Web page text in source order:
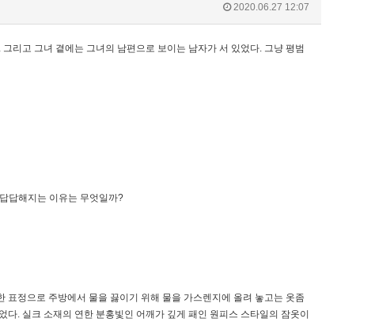
2020.06.27 12:07
리고 그녀 곁에는 그녀의 남편으로 보이는 남자가 서 있었다. 그냥 평범
답해지는 이유는 무엇일까?
정으로 주방에서 물을 끓이기 위해 물을 가스렌지에 올려 놓고는 옷좀
. 실크 소재의 연한 분홍빛인 어깨가 깊게 패인 원피스 스타일의 잠옷이